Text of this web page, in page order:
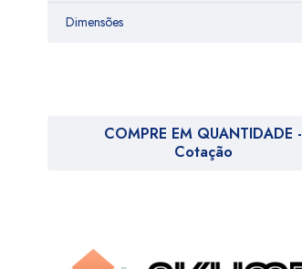
Dimensões
COMPRE EM QUANTIDADE -
Cotação